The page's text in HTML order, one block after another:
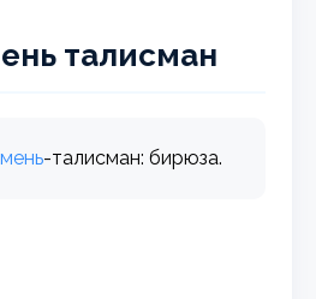
талисман
-талисман: бирюза.